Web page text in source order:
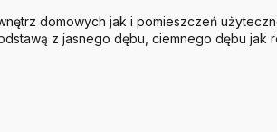
domowych jak i pomieszczeń
z jasnego dębu, ciemnego dębu jak